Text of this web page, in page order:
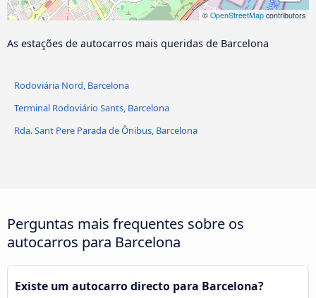
© OpenStreetMap contributors
María Cristina Parada de
Pla de Palau Parada de
As estações de autocarros mais queridas de Barcelona
Rodoviária Nord, Barcelona
Terminal Rodoviário Sants, Barcelona
Rda. Sant Pere Parada de Ônibus, Barcelona
Perguntas mais frequentes sobre os
autocarros para Barcelona
Existe um autocarro directo para Barcelona?